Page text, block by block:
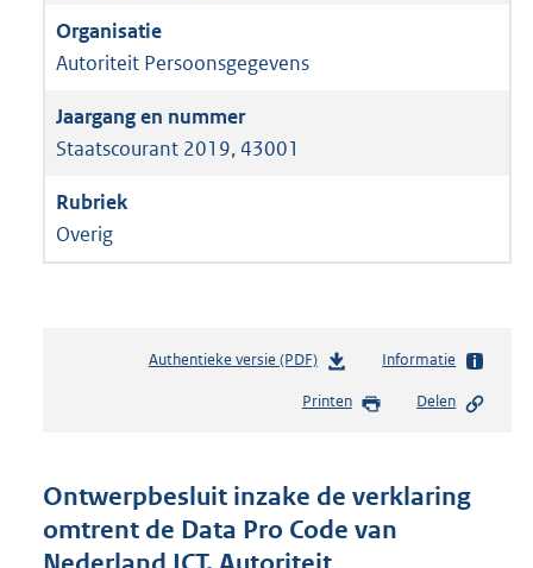
Autoriteit Persoonsgegevens
Staatscourant 2019, 43001
Overig
Authentieke versie (PDF)b
s
d
s
g
Informatie
Printen Delen
Ontwerpbesluit inzake de verklaring
omtrent de Data Pro Code van